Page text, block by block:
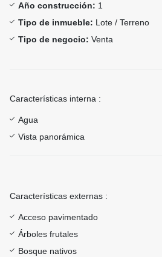
Año construcción: 1
Tipo de inmueble: Lote / Terreno
Tipo de negocio: Venta
Características interna :
Agua
Vista panorámica
Características externas :
Acceso pavimentado
Árboles frutales
Bosque nativos